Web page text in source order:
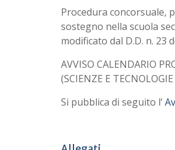
Procedura concorsuale,
sostegno nella scuola
modificato dal D.D. n. 23
AVVISO CALENDARIO
(SCIENZE E
Si pubblica di seguito l’